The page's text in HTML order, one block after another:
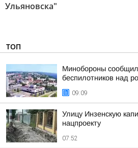
Ульяновска"
ТОП
Минобороны
беспилотников над
09:09
Улицу Инзенскую
нацпроекту
07:52